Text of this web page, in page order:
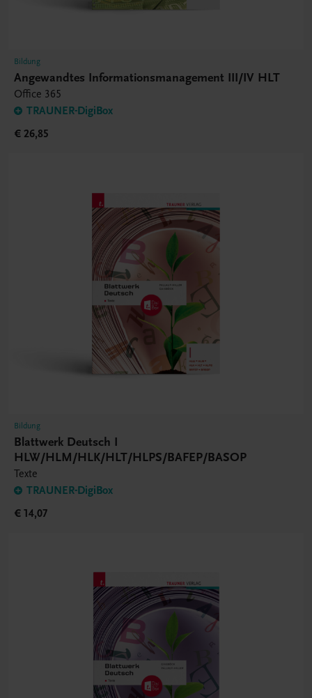
Bildung
Angewandtes Informationsmanagement III/IV HLT
Office 365
TRAUNER-DigiBox
€ 26,85
Bildung
Blattwerk Deutsch I
HLW/HLM/HLK/HLT/HLPS/BAFEP/BASOP
Texte
TRAUNER-DigiBox
€ 14,07